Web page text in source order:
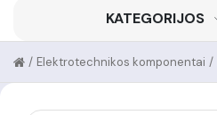
KATEGORIJOS
/
Elektrotechnikos komponentai
/